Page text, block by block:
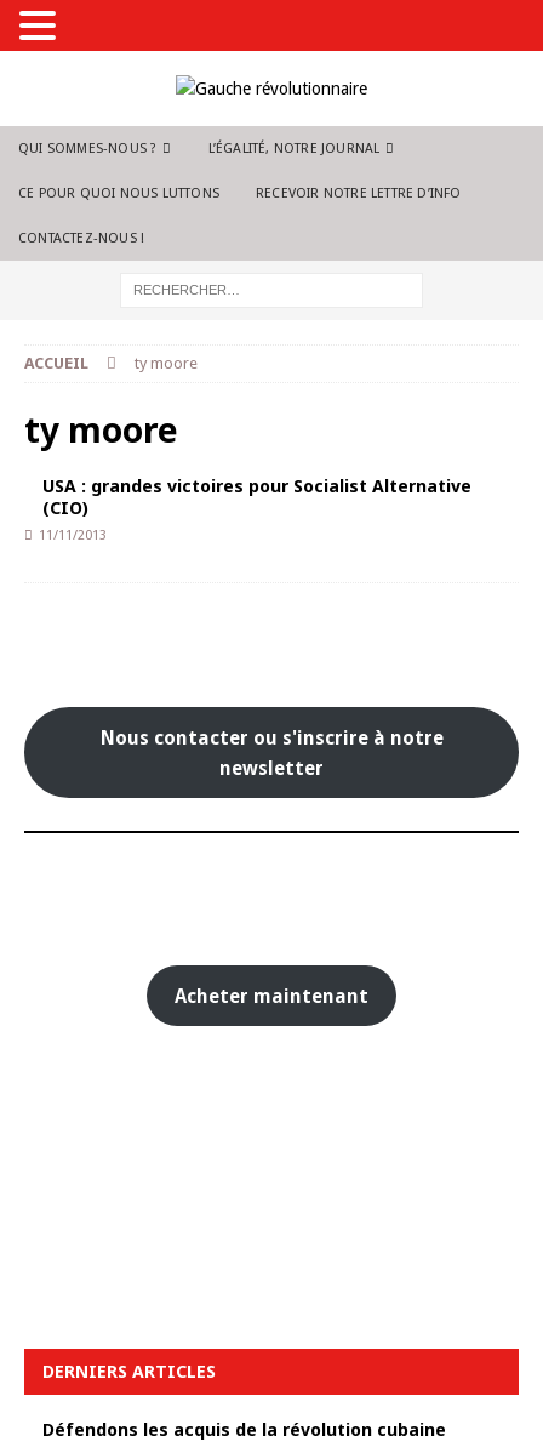
QUI SOMMES-NOUS ? L’ÉGALITÉ, NOTRE JOURNAL
CE POUR QUOI NOUS LUTTONS RECEVOIR NOTRE LETTRE D’INFO
CONTACTEZ-NOUS !
ACCUEIL ty moore
ty moore
USA : grandes victoires pour Socialist Alternative
(CIO)
11/11/2013
Nous contacter ou s'inscrire à notre
newsletter
Acheter maintenant
DERNIERS ARTICLES
Défendons les acquis de la révolution cubaine